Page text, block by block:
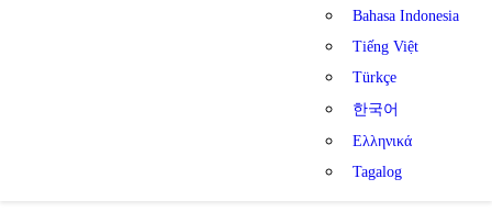
Bahasa Indonesia
Tiếng Việt
Türkçe
한국어
Ελληνικά
Tagalog